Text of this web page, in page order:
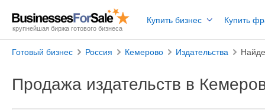
крупнейшая биржа готового бизнеса
Купить бизнес Купить
Готовый бизнес Россия Кемерово Издательства
Продажа издательств в